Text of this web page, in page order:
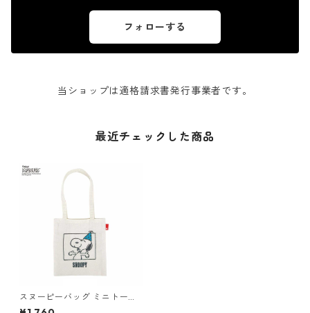
フォローする
当ショップは適格請求書発行事業者です。
最近チェックした商品
スヌーピーバッグ ミニトート
ROOTOTE Vintage PEANUTS